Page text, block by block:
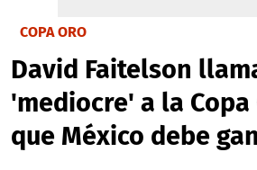
COPA ORO
David Faitelson
'mediocre' a la Copa
que México debe